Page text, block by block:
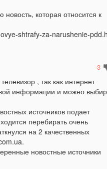
которая относится к
shtrafy-za-narushenie-
-3
, так как интернет
информации и можно
источников подает
перебирать очень
на 2 качественных
новостные источники